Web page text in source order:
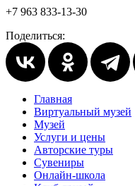
+7 963 833-13-30
Поделиться:
Главная
Виртуальный музей
Музей
Услуги и цены
Авторские туры
Сувениры
Онлайн-школа